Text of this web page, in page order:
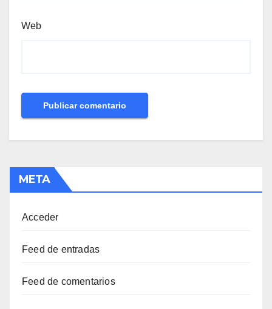
Web
META
Acceder
Feed de entradas
Feed de comentarios